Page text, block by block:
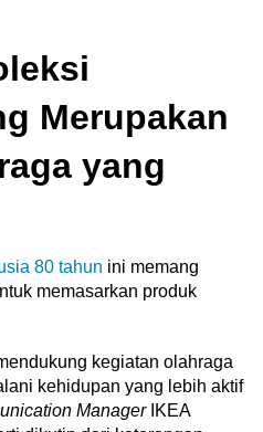
Merupakan
yang
80 tahun ini memang
memasarkan produk
kegiatan olahraga
kehidupan yang lebih aktif
ManagerIKEA